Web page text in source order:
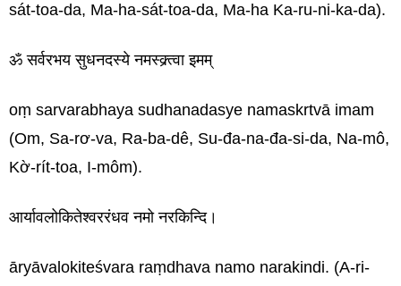
sát-toa-da, Ma-ha-sát-toa-da, Ma-ha Ka-ru-ni-ka-da).
ॐ सर्वरभय सुधनदस्ये नमस्क्र्त्वा इमम्
oṃ sarvarabhaya sudhanadasye namaskrtvā imam
(Om, Sa-rơ-va, Ra-ba-dê, Su-đa-na-đa-si-da, Na-mô,
Kờ-rít-toa, I-môm).
आर्यावलोकितेश्वररंधव नमो नरकिन्दि।
āryāvalokiteśvara raṃdhava namo narakindi. (A-ri-